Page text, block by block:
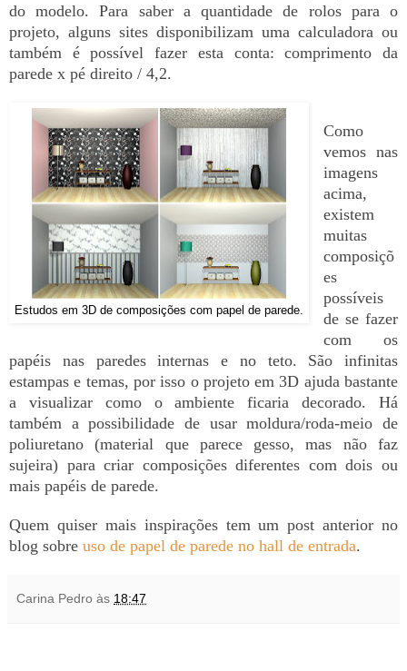
do modelo. Para saber a quantidade de rolos para o
projeto, alguns sites disponibilizam uma calculadora ou
também é possível fazer esta conta: comprimento da
parede x pé direito / 4,2.
Estudos em 3D de composições com papel de parede.
Como
vemos nas
imagens
acima,
existem
muitas
composiçõ
es
possíveis
de se fazer
com os
papéis nas paredes internas e no teto. São infinitas
estampas e temas, por isso o projeto em 3D ajuda bastante
a visualizar como o ambiente ficaria decorado. Há
também a possibilidade de usar moldura/roda-meio de
poliuretano (material que parece gesso, mas não faz
sujeira) para criar composições diferentes com dois ou
mais papéis de parede.
Quem quiser mais inspirações tem um post anterior no
blog sobre uso de papel de parede no hall de entrada.
Carina Pedro às 18:47